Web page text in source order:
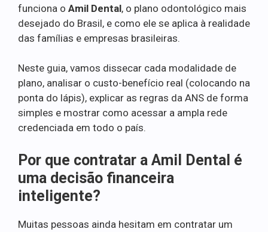
funciona o Amil Dental, o plano odontológico mais
desejado do Brasil, e como ele se aplica à realidade
das famílias e empresas brasileiras.
Neste guia, vamos dissecar cada modalidade de
plano, analisar o custo-benefício real (colocando na
ponta do lápis), explicar as regras da ANS de forma
simples e mostrar como acessar a ampla rede
credenciada em todo o país.
Por que contratar a Amil Dental é
uma decisão financeira
inteligente?
Muitas pessoas ainda hesitam em contratar um